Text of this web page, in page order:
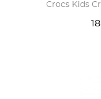
Crocs Kids